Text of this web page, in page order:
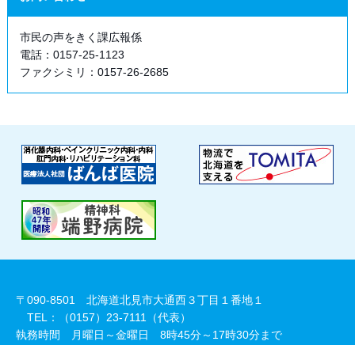
市民の声をきく課広報係
電話：0157-25-1123
ファクシミリ：0157-26-2685
〒090-8501 北海道北見市大通西３丁目１番地１
TEL：（0157）23-7111（代表）
執務時間 月曜日～金曜日 8時45分～17時30分まで